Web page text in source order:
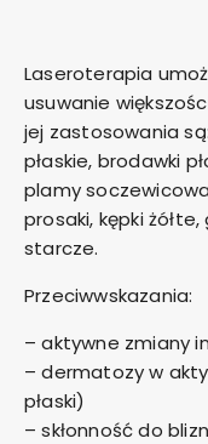
Laseroterapia
usuwanie
jej zastosowania
płaskie, brodawki
plamy
prosaki, kępki
starcze.
– aktywne zmiany
– dermatozy w
płaski)
– skłonność do